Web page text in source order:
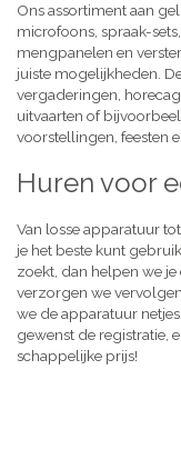
Ons assortiment aan
microfoons, spraak-
mengpanelen en
juiste mogelijkheden.
vergaderingen,
uitvaarten of
voorstellingen, feesten
Huren voor
Van losse apparatuur
je het beste kunt
zoekt, dan helpen we
verzorgen we
we de apparatuur
gewenst de registratie,
schappelijke prijs!